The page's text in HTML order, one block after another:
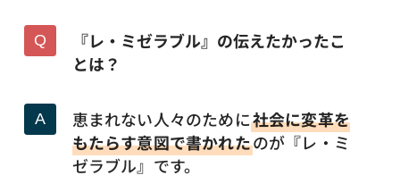
『レ・ミゼラブル』の伝えたかったこ
とは？
恵まれない人々のために社会に変革を
もたらす意図で書かれたのが『レ・ミ
ゼラブル』です。